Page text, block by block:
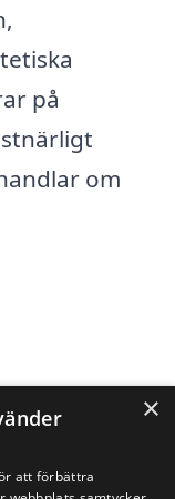
på
om
byggsmide
×
att förbättra